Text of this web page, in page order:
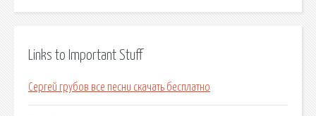
Links to Important Stuff
Сергей грубов все песни скачать бесплатно